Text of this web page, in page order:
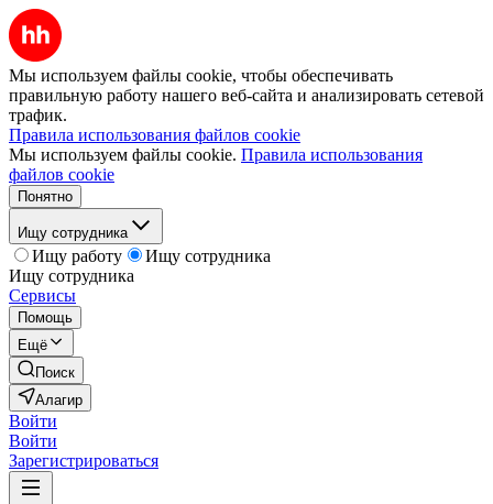
Мы используем файлы cookie, чтобы обеспечивать
правильную работу нашего веб-сайта и анализировать сетевой
трафик.
Правила использования файлов cookie
Мы используем файлы cookie. Правила использования
файлов cookie
Понятно
Ищу сотрудника
Ищу работу
Ищу сотрудника
Ищу сотрудника
Сервисы
Помощь
Ещё
Поиск
Алагир
Войти
Войти
Зарегистрироваться